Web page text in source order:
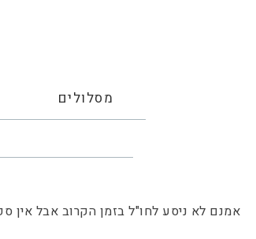
מסלולים
אמנם לא ניסע לחו"ל בזמן הקרוב אבל אין